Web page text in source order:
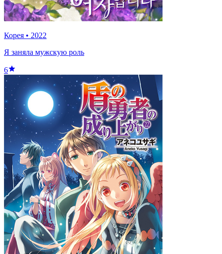
Корея • 2022
Я заняла мужскую роль
6